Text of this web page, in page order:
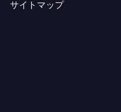
サイトマップ